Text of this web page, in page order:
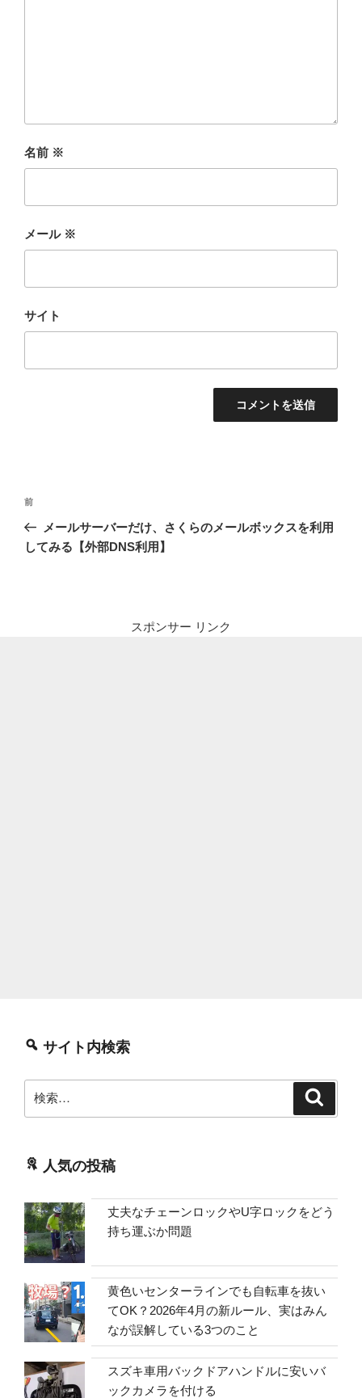
名前 ※
メール ※
サイト
投
ナ
前
の
投
前
メールサーバーだけ、さくらのメールボックスを利用
してみる【外部DNS利用】
スポンサー リンク
サイト内検索
索:
人気の投稿
丈夫なチェーンロックやU字ロックをどう
持ち運ぶか問題
黄色いセンターラインでも自転車を抜い
てOK？2026年4月の新ルール、実はみん
なが誤解している3つのこと
スズキ車用バックドアハンドルに安いバ
ックカメラを付ける